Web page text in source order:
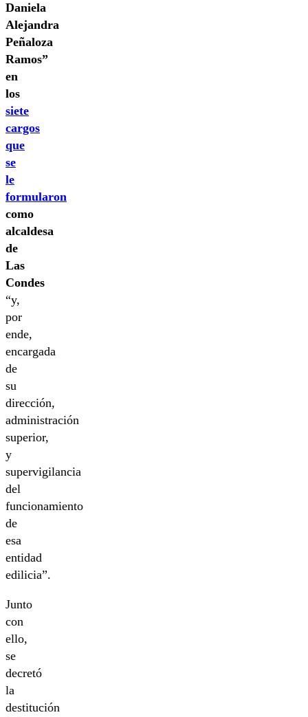
Daniela
Alejandra
Peñaloza
Ramos”
en
los
siete
cargos
que
se
le
formularon
como
alcaldesa
de
Las
Condes
“y,
por
ende,
encargada
de
su
dirección,
administración
superior,
y
supervigilancia
del
funcionamiento
de
esa
entidad
edilicia”.
Junto
con
ello,
se
decretó
la
destitución